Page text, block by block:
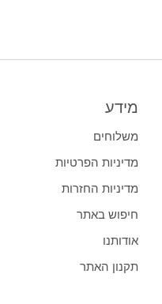
מידע
משלוחים
מדיניות הפרטיות
מדיניות החזרות
חיפוש באתר
אודותנו
תקנון האתר